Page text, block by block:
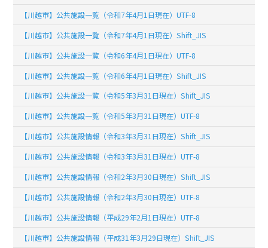
【川越市】公共施設一覧（令和7年4月1日現在）UTF-8
【川越市】公共施設一覧（令和7年4月1日現在）Shift_JIS
【川越市】公共施設一覧（令和6年4月1日現在）UTF-8
【川越市】公共施設一覧（令和6年4月1日現在）Shift_JIS
【川越市】公共施設一覧（令和5年3月31日現在）Shift_JIS
【川越市】公共施設一覧（令和5年3月31日現在）UTF-8
【川越市】公共施設情報（令和3年3月31日現在）Shift_JIS
【川越市】公共施設情報（令和3年3月31日現在）UTF-8
【川越市】公共施設情報（令和2年3月30日現在）Shift_JIS
【川越市】公共施設情報（令和2年3月30日現在）UTF-8
【川越市】公共施設情報（平成29年2月1日現在）UTF-8
【川越市】公共施設情報（平成31年3月29日現在）Shift_JIS